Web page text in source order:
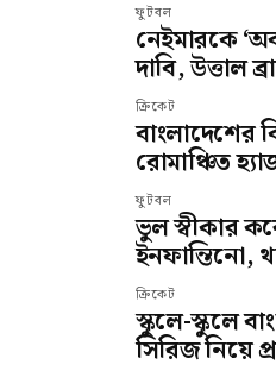
ফুটবল
নেইমারকে
দাবি, উত্তাল
ক্রিকেট
বাংলাদেশের
রোমাঞ্চিত
ফুটবল
ভুল স্বীকার
ইনফান্তিনো,
ক্রিকেট
স্কুলে-স্কুলে
সিরিজ নিয়ে